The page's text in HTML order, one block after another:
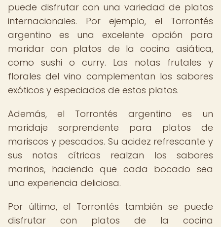
puede disfrutar con una variedad de platos
internacionales. Por ejemplo, el Torrontés
argentino es una excelente opción para
maridar con platos de la cocina asiática,
como sushi o curry. Las notas frutales y
florales del vino complementan los sabores
exóticos y especiados de estos platos.
Además, el Torrontés argentino es un
maridaje sorprendente para platos de
mariscos y pescados. Su acidez refrescante y
sus notas cítricas realzan los sabores
marinos, haciendo que cada bocado sea
una experiencia deliciosa.
Por último, el Torrontés también se puede
disfrutar con platos de la cocina